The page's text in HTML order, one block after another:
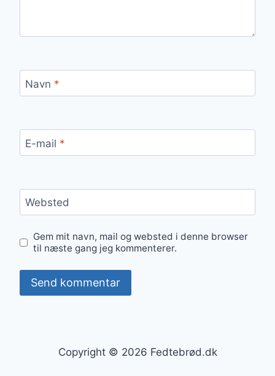
Navn *
E-mail *
Websted
Gem mit navn, mail og websted i denne browser
til næste gang jeg kommenterer.
Copyright © 2026 Fedtebrød.dk